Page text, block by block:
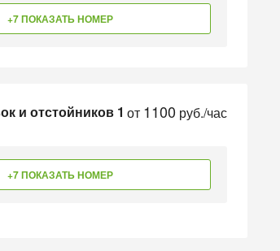
+7 ПОКАЗАТЬ НОМЕР
и отстойников 1 от 1100 руб./час
+7 ПОКАЗАТЬ НОМЕР